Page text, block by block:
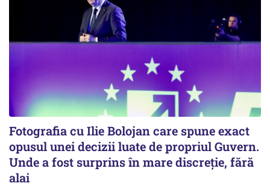
Fotografia cu Ilie Bolojan care spune exact
opusul unei decizii luate de propriul Guvern.
Unde a fost surprins în mare discreție, fără
alai